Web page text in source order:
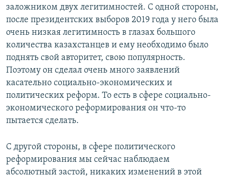
заложником двух легитимностей. С одной стороны,
после президентских выборов 2019 года у него была
очень низкая легитимность в глазах большого
количества казахстанцев и ему необходимо было
поднять свой авторитет, свою популярность.
Поэтому он сделал очень много заявлений
касательно социально-экономических и
политических реформ. То есть в сфере социально-
экономического реформирования он что-то
пытается сделать.
С другой стороны, в сфере политического
реформирования мы сейчас наблюдаем
абсолютный застой, никаких изменений в этой